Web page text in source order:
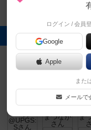
付けることができます。また
トップに表示される画像
mkpp @UPGS:S
まつなが ま
ログイン / 会員
Google
Apple
また
メールで